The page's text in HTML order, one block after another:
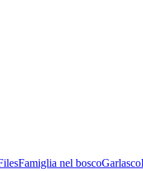
Famiglia nel boscoGarlasco